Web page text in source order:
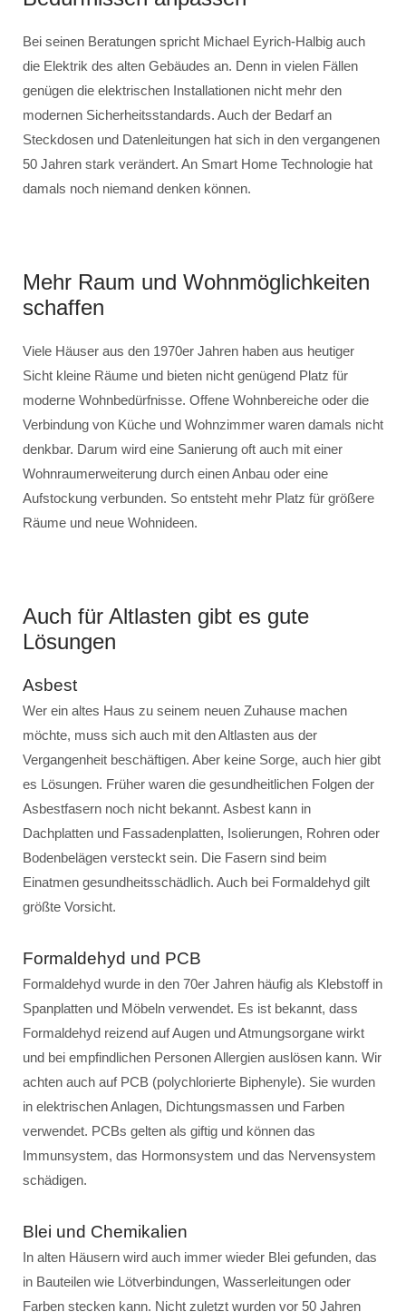
Bei seinen Beratungen spricht Michael Eyrich-Halbig auch
die Elektrik des alten Gebäudes an. Denn in vielen Fällen
genügen die elektrischen Installationen nicht mehr den
modernen Sicherheitsstandards. Auch der Bedarf an
Steckdosen und Datenleitungen hat sich in den vergangenen
50 Jahren stark verändert. An Smart Home Technologie hat
damals noch niemand denken können.
Mehr Raum und Wohnmöglichkeiten
schaffen
Viele Häuser aus den 1970er Jahren haben aus heutiger
Sicht kleine Räume und bieten nicht genügend Platz für
moderne Wohnbedürfnisse. Offene Wohnbereiche oder die
Verbindung von Küche und Wohnzimmer waren damals nicht
denkbar. Darum wird eine Sanierung oft auch mit einer
Wohnraumerweiterung durch einen Anbau oder eine
Aufstockung verbunden. So entsteht mehr Platz für größere
Räume und neue Wohnideen.
Auch für Altlasten gibt es gute
Lösungen
Asbest
Wer ein altes Haus zu seinem neuen Zuhause machen
möchte, muss sich auch mit den Altlasten aus der
Vergangenheit beschäftigen. Aber keine Sorge, auch hier gibt
es Lösungen. Früher waren die gesundheitlichen Folgen der
Asbestfasern noch nicht bekannt. Asbest kann in
Dachplatten und Fassadenplatten, Isolierungen, Rohren oder
Bodenbelägen versteckt sein. Die Fasern sind beim
Einatmen gesundheitsschädlich. Auch bei Formaldehyd gilt
größte Vorsicht.
Formaldehyd und PCB
Formaldehyd wurde in den 70er Jahren häufig als Klebstoff in
Spanplatten und Möbeln verwendet. Es ist bekannt, dass
Formaldehyd reizend auf Augen und Atmungsorgane wirkt
und bei empfindlichen Personen Allergien auslösen kann. Wir
achten auch auf PCB (polychlorierte Biphenyle). Sie wurden
in elektrischen Anlagen, Dichtungsmassen und Farben
verwendet. PCBs gelten als giftig und können das
Immunsystem, das Hormonsystem und das Nervensystem
schädigen.
Blei und Chemikalien
In alten Häusern wird auch immer wieder Blei gefunden, das
in Bauteilen wie Lötverbindungen, Wasserleitungen oder
Farben stecken kann. Nicht zuletzt wurden vor 50 Jahren